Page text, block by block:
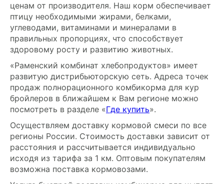
ценам от производителя. Наш корм обеспечивает
птицу необходимыми жирами, белками,
углеводами, витаминами и минералами в
правильных пропорциях, что способствует
здоровому росту и развитию животных.
«Раменский комбинат хлебопродуктов» имеет
развитую дистрибьюторскую сеть. Адреса точек
продаж полнорационного комбикорма для кур
бройлеров в ближайшем к Вам регионе можно
посмотреть в разделе «Где купить».
Осуществляем доставку кормовой смеси по все
регионы России. Стоимость доставки зависит от
расстояния и рассчитывается индивидуально
исходя из тарифа за 1 км. Оптовым покупателям
возможна поставка кормовозами.